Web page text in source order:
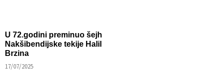
U 72.godini preminuo šejh
Nakšibendijske tekije Halil
Brzina
17/07/2025